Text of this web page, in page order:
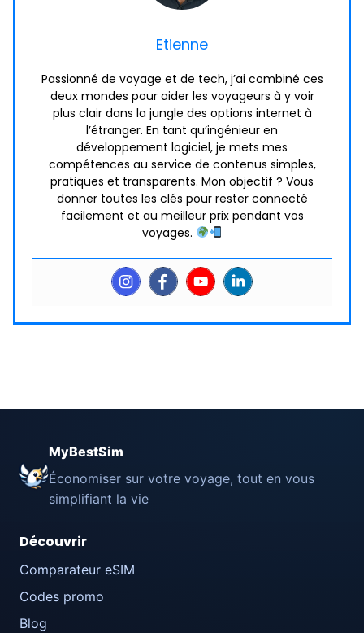
Etienne
Passionné de voyage et de tech, j’ai combiné ces
deux mondes pour aider les voyageurs à y voir
plus clair dans la jungle des options internet à
l’étranger. En tant qu’ingénieur en
développement logiciel, je mets mes
compétences au service de contenus simples,
pratiques et transparents. Mon objectif ? Vous
donner toutes les clés pour rester connecté
facilement et au meilleur prix pendant vos
voyages.
MyBestSim
Économiser sur votre voyage, tout en vous
simplifiant la vie
Découvrir
Comparateur eSIM
Codes promo
Blog